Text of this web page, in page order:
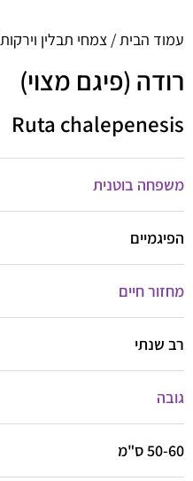
עמוד הבית / צמחי תבלין וירקות
רודה (פיגם מצוי)
Ruta chalepenesis
משפחה בוטנית
הפיגמיים
מחזור חיים
רב שנתי
גובה
50-60 ס"מ